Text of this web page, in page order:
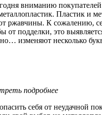
вниманию покупателей
Пластик и
ржавчины. К сожалению,
подделки, это
изменяют несколько
подробнее
себя от неудачной